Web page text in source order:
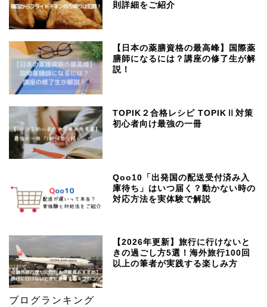
則詳細をご紹介
【日本の薬膳資格の最高峰】国際薬
膳師になるには？講座の修了生が解
説！
TOPIK２合格レシピ TOPIKⅡ対策
初心者向け最強の一冊
Qoo10「出発国の配送受付済み入
庫待ち」はいつ届く？動かない時の
対応方法を実体験で解説
【2026年更新】旅行に行けないと
きの過ごし方5選！海外旅行100回
以上の筆者が実践する楽しみ方
ブログランキング